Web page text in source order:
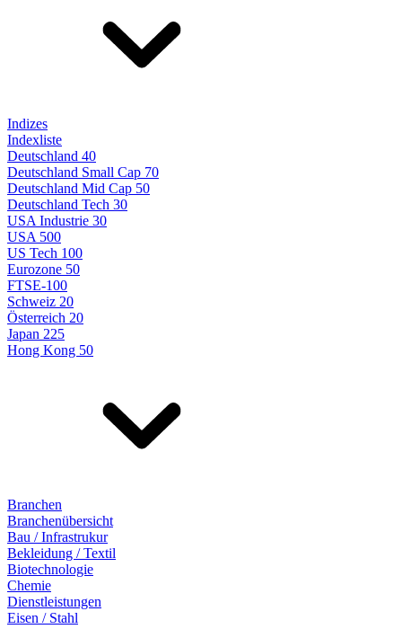
Indizes
Indexliste
Deutschland 40
Deutschland Small Cap 70
Deutschland Mid Cap 50
Deutschland Tech 30
USA Industrie 30
USA 500
US Tech 100
Eurozone 50
FTSE-100
Schweiz 20
Österreich 20
Japan 225
Hong Kong 50
Branchen
Branchenübersicht
Bau / Infrastrukur
Bekleidung / Textil
Biotechnologie
Chemie
Dienstleistungen
Eisen / Stahl